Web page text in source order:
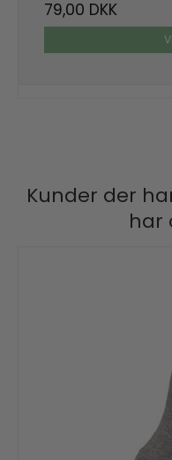
79,00 DKK
Kunder der
har